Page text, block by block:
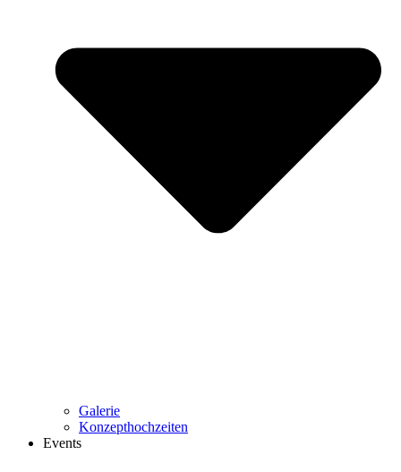
Galerie
Konzepthochzeiten
Events